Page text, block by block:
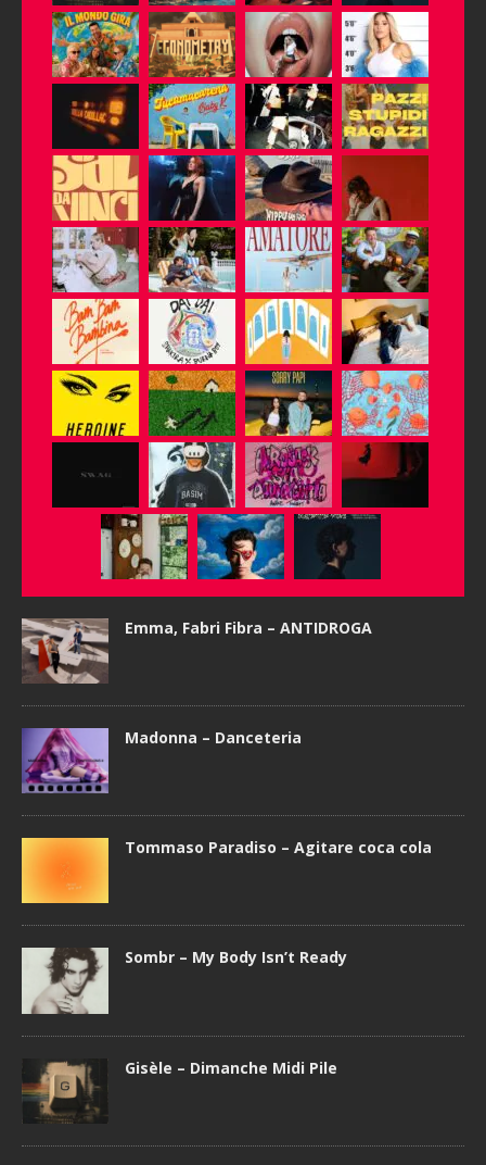
Emma, Fabri Fibra – ANTIDROGA
Madonna – Danceteria
Tommaso Paradiso – Agitare coca cola
Sombr – My Body Isn’t Ready
Gisèle – Dimanche Midi Pile